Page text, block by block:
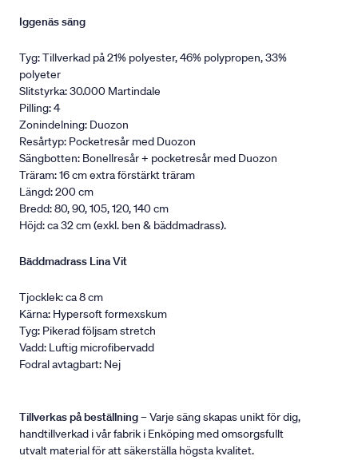
Iggenäs säng
Tyg: Tillverkad på 21% polyester, 46% polypropen, 33%
polyeter
Slitstyrka: 30.000 Martindale
Pilling: 4
Zonindelning: Duozon
Resårtyp: Pocketresår med Duozon
Sängbotten: Bonellresår + pocketresår med Duozon
Träram: 16 cm extra förstärkt träram
Längd: 200 cm
Bredd: 80, 90, 105, 120, 140 cm
Höjd: ca 32 cm (exkl. ben & bäddmadrass).
Bäddmadrass Lina Vit
Tjocklek: ca 8 cm
Kärna: Hypersoft formexskum
Tyg: Pikerad följsam stretch
Vadd: Luftig microfibervadd
Fodral avtagbart: Nej
Tillverkas på beställning– Varje säng skapas unikt för dig,
handtillverkad i vår fabrik i Enköping med omsorgsfullt
utvalt material för att säkerställa högsta kvalitet.